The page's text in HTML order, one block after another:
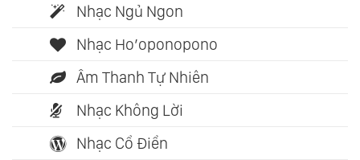
Nhạc Ngủ Ngon
Nhạc Ho’oponopono
Âm Thanh Tự Nhiên
Nhạc Không Lời
Nhạc Cổ Điển